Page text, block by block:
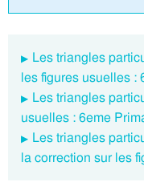
Les triangles
les figures usuelles :
Les triangles
usuelles : 6eme
Les triangles
la correction sur les